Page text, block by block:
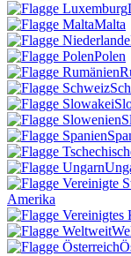
Malta
Polen
Amerika